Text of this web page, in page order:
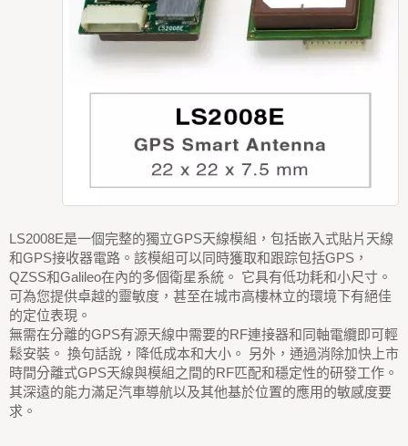
LS2008E是一個完整的獨立GPS天線模組，包括嵌入式貼片天線
和GPS接收器電路。該模組可以同時獲取和跟踪包括GPS，
QZSS和Galileo在內的多個衛星系統。 它具有低功耗和小尺寸。
可為您提供卓越的靈敏度，甚至在城市高樓林立的環境下有絕佳
的定位表現。
無需在分離的GPS有源天線中需要的RF連接器和同軸電纜即可輕
鬆安裝。 換句話說，降低成本和大小。 另外，通過消除加快上市
時間分離式GPS天線與模組之間的RF匹配和穩定性的研發工作。
其深遠的能力滿足汽車導航以及其他基於位置的應用的敏感度要
求。